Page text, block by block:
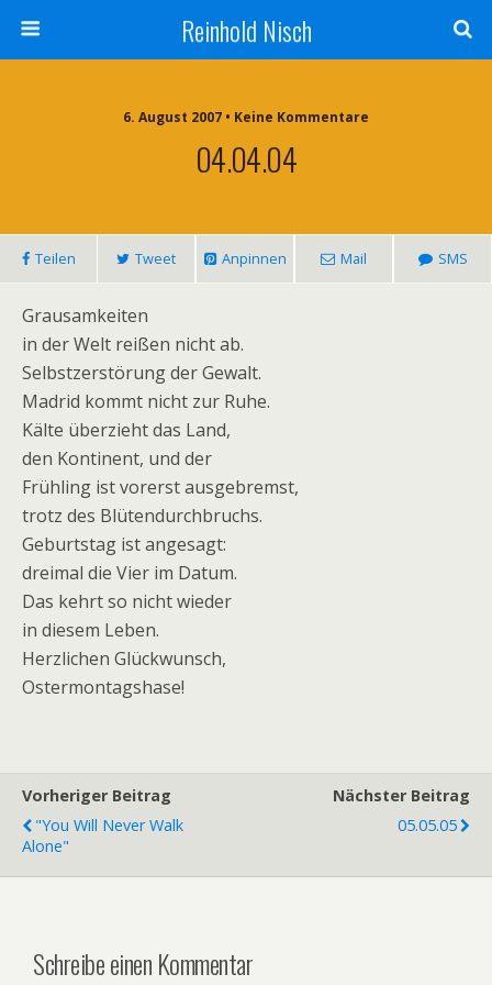
Reinhold Nisch
6. August 2007 • Keine Kommentare
04.04.04
Teilen Tweet Anpinnen Mail SMS
Grausamkeiten
in der Welt reißen nicht ab.
Selbstzerstörung der Gewalt.
Madrid kommt nicht zur Ruhe.
Kälte überzieht das Land,
den Kontinent, und der
Frühling ist vorerst ausgebremst,
trotz des Blütendurchbruchs.
Geburtstag ist angesagt:
dreimal die Vier im Datum.
Das kehrt so nicht wieder
in diesem Leben.
Herzlichen Glückwunsch,
Ostermontagshase!
Vorheriger Beitrag
"You Will Never Walk
Alone"
Nächster Beitrag
05.05.05
Schreibe einen Kommentar